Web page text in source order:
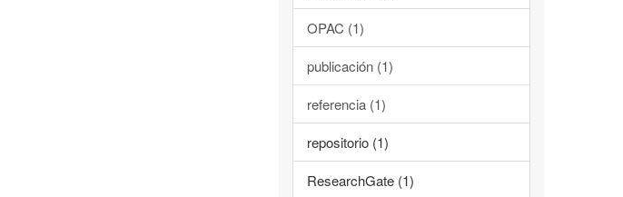
OPAC (1)
publicación (1)
referencia (1)
repositorio (1)
ResearchGate (1)